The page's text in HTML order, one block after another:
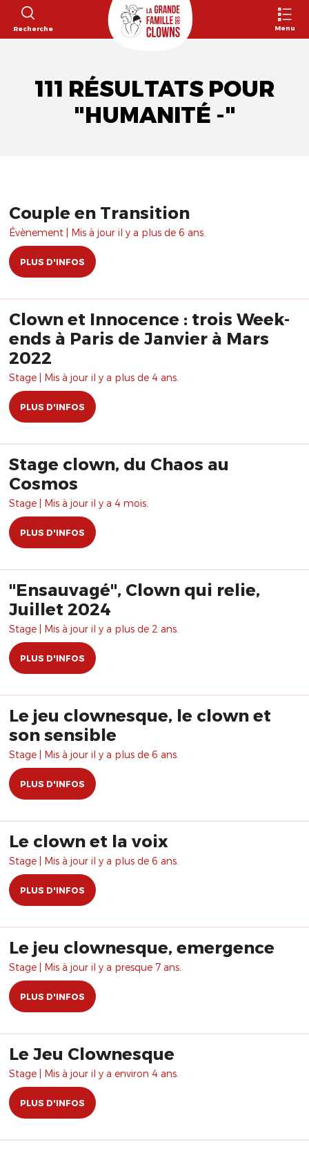
Recherche Menu
111 RÉSULTATS POUR
"HUMANITÉ -"
Couple en Transition
Évènement | Mis à jour il y a plus de 6 ans.
PLUS D'INFOS
Clown et Innocence : trois Week-
ends à Paris de Janvier à Mars
2022
Stage | Mis à jour il y a plus de 4 ans.
PLUS D'INFOS
Stage clown, du Chaos au
Cosmos
Stage | Mis à jour il y a 4 mois.
PLUS D'INFOS
"Ensauvagé", Clown qui relie,
Juillet 2024
Stage | Mis à jour il y a plus de 2 ans.
PLUS D'INFOS
Le jeu clownesque, le clown et
son sensible
Stage | Mis à jour il y a plus de 6 ans.
PLUS D'INFOS
Le clown et la voix
Stage | Mis à jour il y a plus de 6 ans.
PLUS D'INFOS
Le jeu clownesque, emergence
Stage | Mis à jour il y a presque 7 ans.
PLUS D'INFOS
Le Jeu Clownesque
Stage | Mis à jour il y a environ 4 ans.
PLUS D'INFOS